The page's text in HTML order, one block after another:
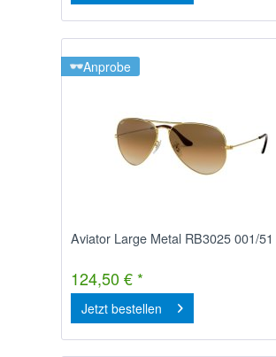
Anprobe
Aviator Large Metal RB3025 001/51
124,50 € *
Jetzt bestellen